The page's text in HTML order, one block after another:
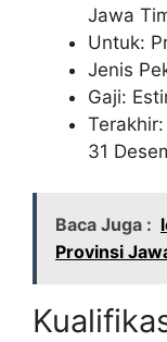
Jawa
Untuk:
Jenis
Gaji:
31
Baca Juga :
Provinsi